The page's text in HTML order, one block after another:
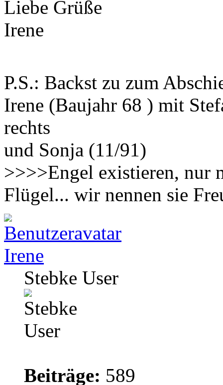
Liebe Grüße
Irene
P.S.: Backst zu zum
Irene (Baujahr 68 ) mit
rechts
und Sonja (11/91)
>>>>Engel existieren, nur
Flügel... wir nennen sie
Irene
Stebke User
Beiträge: 589